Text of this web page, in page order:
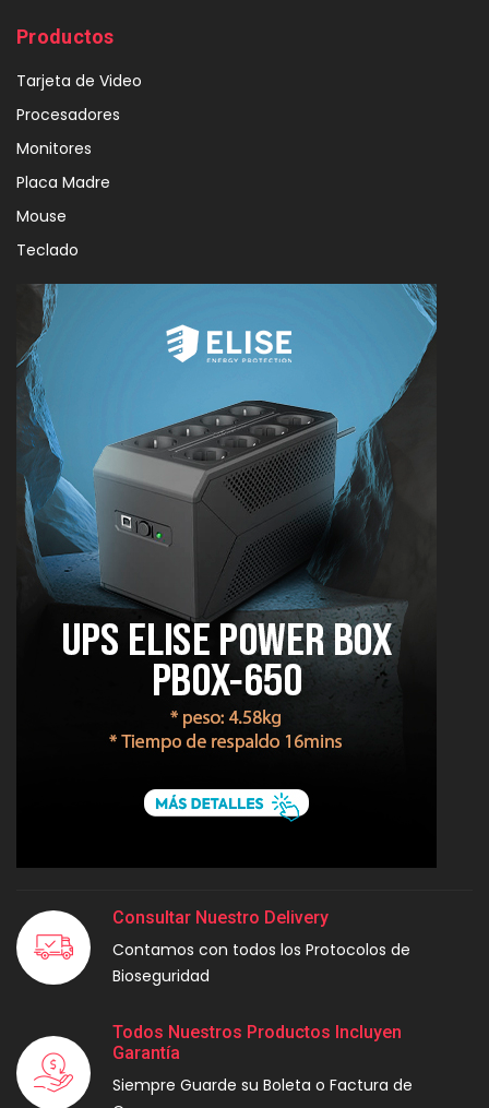
Productos
Tarjeta de Video
Procesadores
Monitores
Placa Madre
Mouse
Teclado
Consultar Nuestro Delivery
Contamos con todos los Protocolos de
Bioseguridad
Todos Nuestros Productos Incluyen
Garantía
Siempre Guarde su Boleta o Factura de